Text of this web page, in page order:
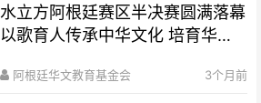
水立方阿根廷赛区半决赛圆满落幕
以歌育人传承中华文化 培育华裔
阿根廷华文教育基金会 3个月前